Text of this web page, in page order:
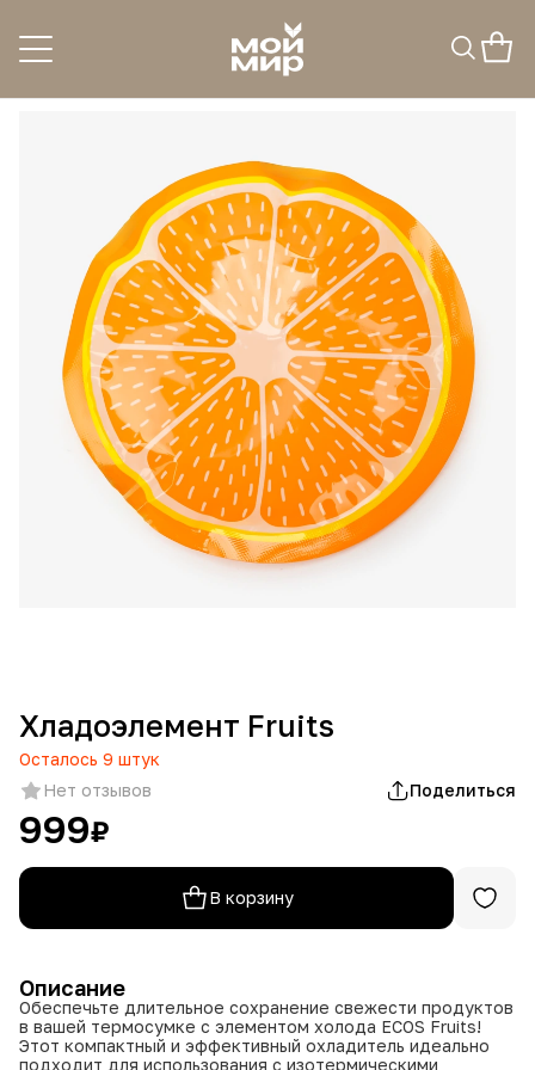
Хладоэлемент Fruits
Осталось 9 штук
Нет отзывов
Поделиться
999₽
В корзину
Описание
Обеспечьте длительное сохранение свежести продуктов
в вашей термосумке с элементом холода ECOS Fruits!
Этот компактный и эффективный охладитель идеально
подходит для использования с изотермическими